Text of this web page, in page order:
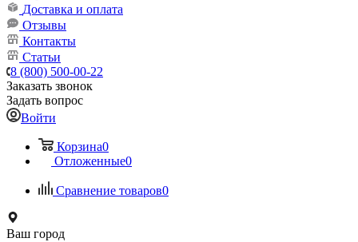
Доставка и оплата
Отзывы
Контакты
Статьи
8 (800) 500-00-22
Заказать звонок
Задать вопрос
Войти
Корзина0
Отложенные0
Сравнение товаров0
Ваш город